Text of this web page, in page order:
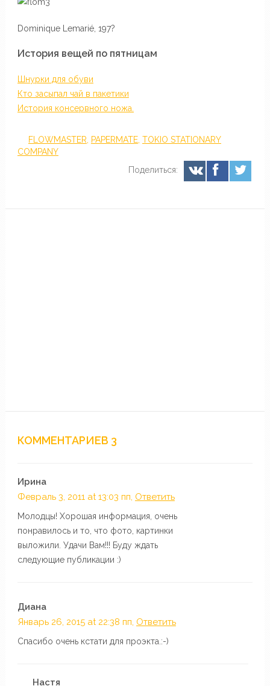
Dominique Lemarié, 197?
История вещей по пятницам
Шнурки для обуви
Кто засыпал чай в пакетики
История консервного ножа.
FLOWMASTER PAPERMATE, TOKIO STATIONARY
COMPANY
Поделиться:
КОММЕНТАРИЕВ 3
Ирина
Февраль 3, 2011 at 13:03 пп, Ответить
Молодцы! Хорошая информация, очень
понравилось и то, что фото, картинки
выложили. Удачи Вам!!! Буду ждать
следующие публикации :)
Диана
Январь 26, 2015 at 22:38 пп, Ответить
Спасибо очень кстати для проэкта.:-)
Настя